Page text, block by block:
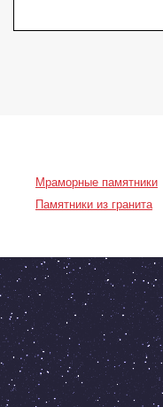
Мраморные памятники
Памятники из гранита